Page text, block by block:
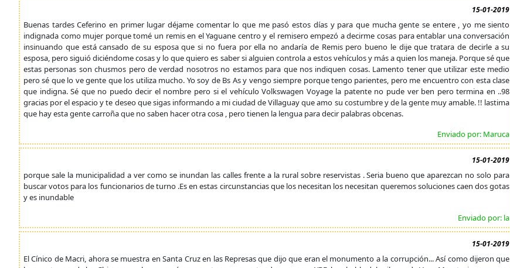
15-01-2019
Buenas tardes Ceferino en primer lugar déjame comentar lo que me pasó estos días y para que mucha gente se entere , yo me siento
indignada como mujer porque tomé un remis en el Yaguane centro y el remisero empezó a decirme cosas para entablar una conversación
insinuando que está cansado de su esposa que si no fuera por ella no andaría de Remis pero bueno le dije que tratara de decirle a su
esposa, pero siguió diciéndome cosas y lo que quiero es saber si alguien controla a estos vehículos y más a quien los maneja. Porque sé que
estas personas son chusmos pero de verdad nosotros no estamos para que nos indiquen cosas. Lamento tener que utilizar este medio
pero sé que lo ve gente que los utiliza mucho. Yo soy de Bs As y vengo siempre porque tengo parientes, pero me encuentro con esta clase
que indigna. Sé que no puedo decir el nombre pero si el vehículo Volkswagen Voyage la patente no pude ver ben pero termina en ..98
gracias por el espacio y te deseo que sigas informando a mi ciudad de Villaguay que amo su costumbre y de la gente muy amable. !! lastima
que hay esta gente carroña que no saben hacer otra cosa , pero tienen la lengua para decir palabras obcenas.
Enviado por: Maruca
15-01-2019
porque sale la municipalidad a ver como se inundan las calles frente a la rural sobre reservistas . Seria bueno que aparezcan no solo para
buscar votos para los funcionarios de turno .Es en estas circunstancias que los necesitan los necesitan queremos soluciones caen dos gotas
y es inundable
Enviado por: la
15-01-2019
El Cínico de Macri, ahora se muestra en Santa Cruz en las Represas que dijo que eran el monumento a la corrupción... Así como dijeron que